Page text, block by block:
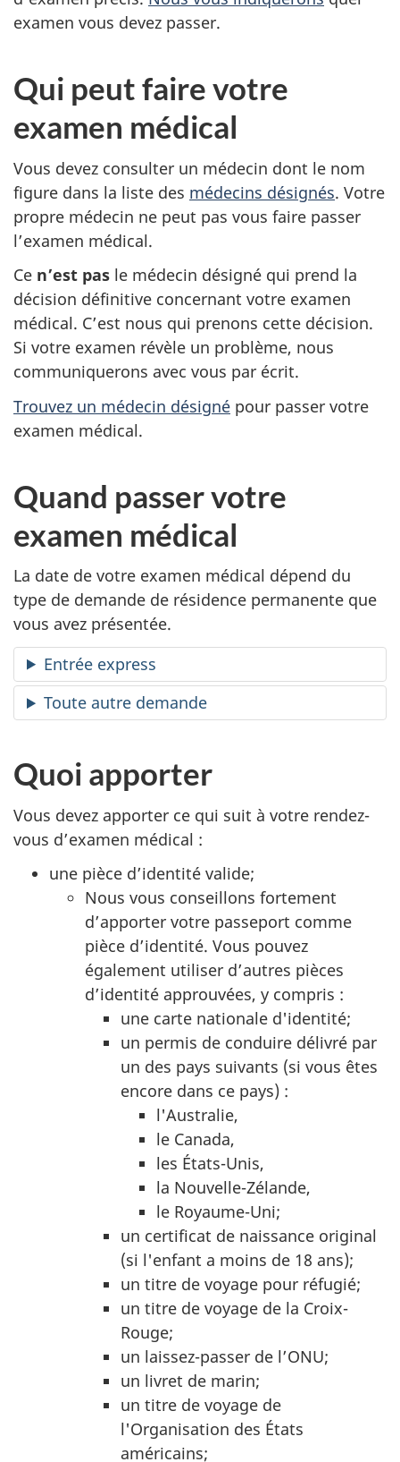
examen vous devez passer.
Qui peut faire votre
examen médical
Vous devez consulter un médecin dont le nom
figure dans la liste des médecins désignés. Votre
propre médecin ne peut pas vous faire passer
l’examen médical.
Ce n’est pas le médecin désigné qui prend la
décision définitive concernant votre examen
médical. C’est nous qui prenons cette décision.
Si votre examen révèle un problème, nous
communiquerons avec vous par écrit.
Trouvez un médecin désigné pour passer votre
examen médical.
Quand passer votre
examen médical
La date de votre examen médical dépend du
type de demande de résidence permanente que
vous avez présentée.
Entrée express
Toute autre demande
Quoi apporter
Vous devez apporter ce qui suit à votre rendez-
vous d’examen médical :
une pièce d’identité valide;
Nous vous conseillons fortement
d’apporter votre passeport comme
pièce d’identité. Vous pouvez
également utiliser d’autres pièces
d’identité approuvées, y compris :
une carte nationale d'identité;
un permis de conduire délivré par
un des pays suivants (si vous êtes
encore dans ce pays) :
l'Australie,
le Canada,
les États-Unis,
la Nouvelle-Zélande,
le Royaume-Uni;
un certificat de naissance original
(si l'enfant a moins de 18 ans);
un titre de voyage pour réfugié;
un titre de voyage de la Croix-
Rouge;
un laissez-passer de l’ONU;
un livret de marin;
un titre de voyage de
l'Organisation des États
américains;